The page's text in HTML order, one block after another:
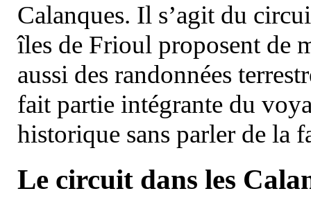
Calanques. Il s’agit du
îles de Frioul proposent de
aussi des randonnées
fait partie intégrante du
historique sans parler de la
Le circuit dans les